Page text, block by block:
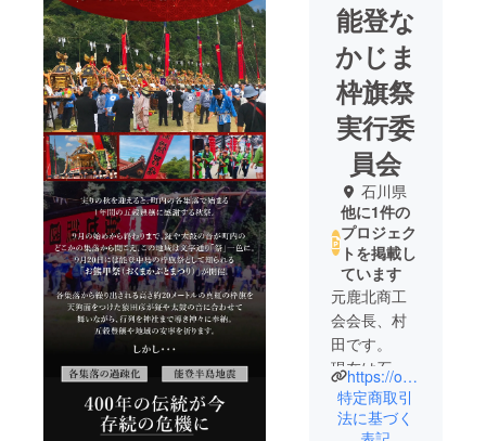
能登な
かじま
枠旗祭
実行委
員会
石川県
他に1件の
プロジェク
トを掲載し
ています
元鹿北商工
会会長、村
田です。
現在は石川
県七尾市中
島町の村田
https://okumakabuto.jp/
特定商取引
法に基づく